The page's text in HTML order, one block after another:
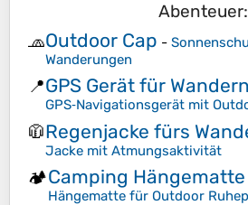
Abenteuer:
🧢Outdoor Cap -
Wanderungen
📍GPS Gerät für Wandern
GPS‑Navigationsgerät mit
🧥Regenjacke fürs
Jacke mit Atmungsaktivität
🏕️Camping Hängematte
Hängematte für Outdoor